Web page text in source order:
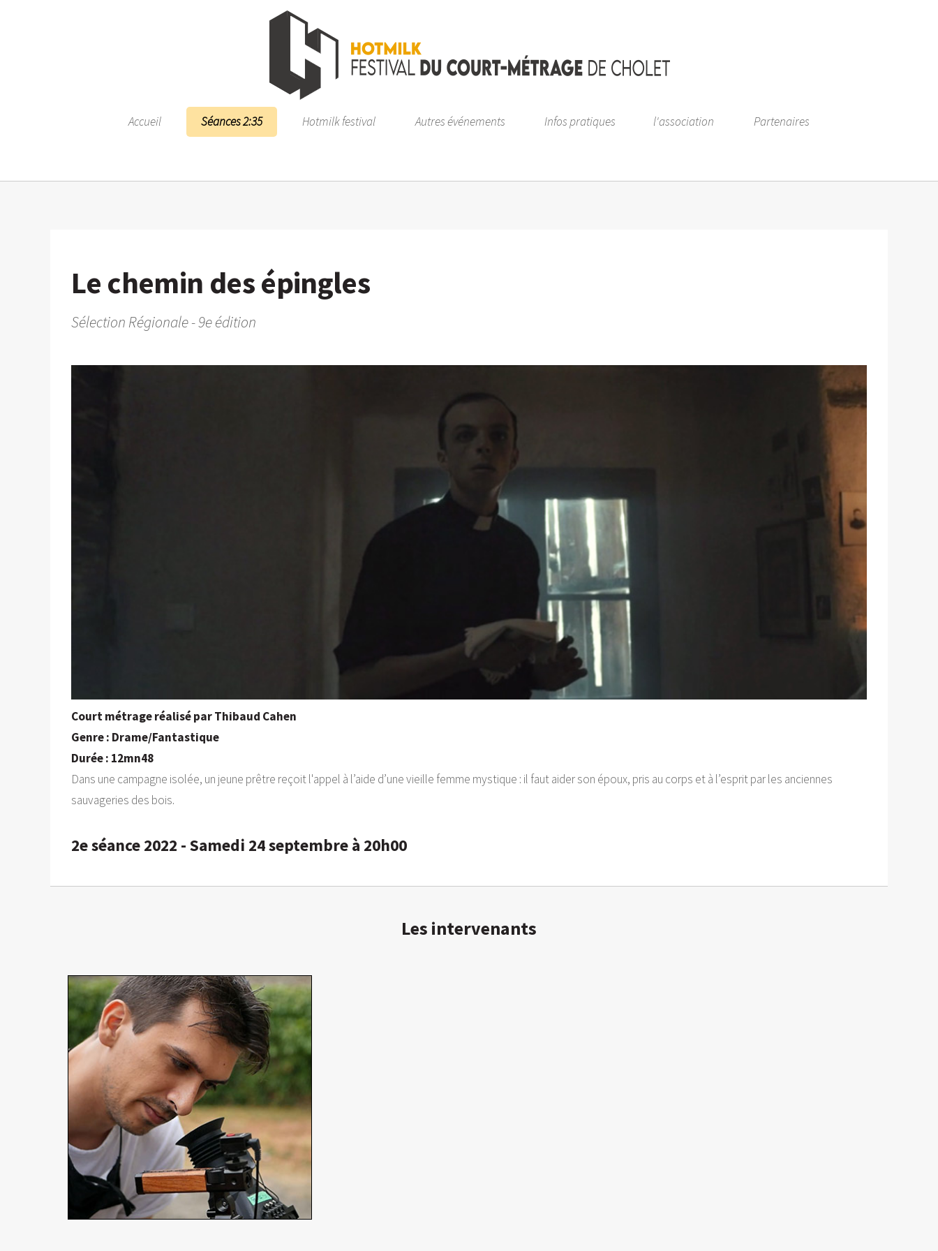
Accueil Séances 2:35 Hotmilk festival Autres événements Infos pratiques l'association Partenaires
Le chemin des épingles
Sélection Régionale - 9e édition
Court métrage réalisé par Thibaud Cahen
Genre : Drame/Fantastique
Durée : 12mn48
Dans une campagne isolée, un jeune prêtre reçoit l'appel à l’aide d’une vieille femme mystique : il faut aider son époux, pris au corps et à l’esprit par les anciennes
sauvageries des bois.
2e séance 2022 - Samedi 24 septembre à 20h00
Les intervenants
Thibaud Cahen
Réalisateur
En détails